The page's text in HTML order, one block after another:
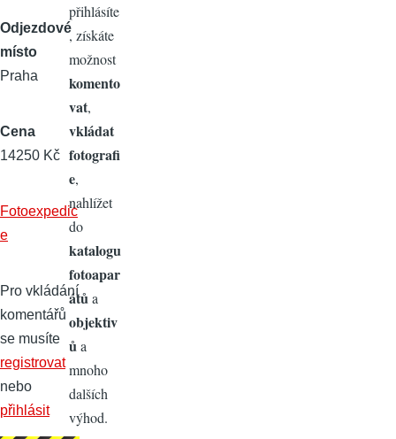
Odjezdové
místo
Praha
Cena
14250 Kč
Fotoexpedic
e
Pro vkládání
komentářů
se musíte
registrovat
nebo
přihlásit
přihlásíte
, získáte
možnost
komento
vat,
vkládat
fotografi
e,
nahlížet
do
katalogu
fotoapar
átů a
objektiv
ů a
mnoho
dalších
výhod.